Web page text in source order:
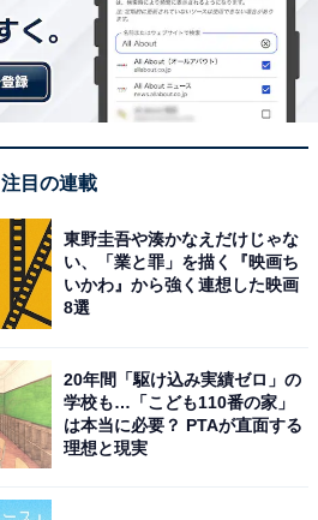
供の頃からチョコミント一筋」
いはまさにサーティワン」な
レーバーならではのコメントも
注目の連載
東野圭吾や湊かなえだけじゃな
い、「業と罪」を描く『映画ち
いかわ』から強く連想した映画
8選
20年間「駆け込み実績ゼロ」の
学校も…「こども110番の家」
は本当に必要？ PTAが直面する
理想と現実